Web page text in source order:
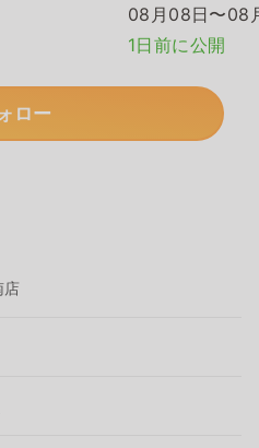
08月08日〜08
1日前に公開
ロー
店